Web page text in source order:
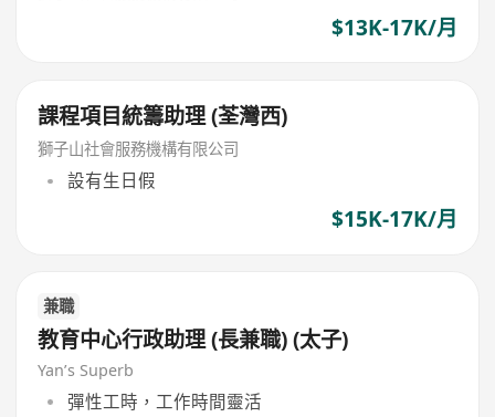
$13K-17K/月
課程項目統籌助理 (荃灣西)
獅子山社會服務機構有限公司
設有生日假
$15K-17K/月
兼職
教育中心行政助理 (長兼職) (太子)
Yan’s Superb
彈性工時，工作時間靈活